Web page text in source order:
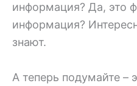
информация? Да, это
информация?
знают.
А теперь подумайте –